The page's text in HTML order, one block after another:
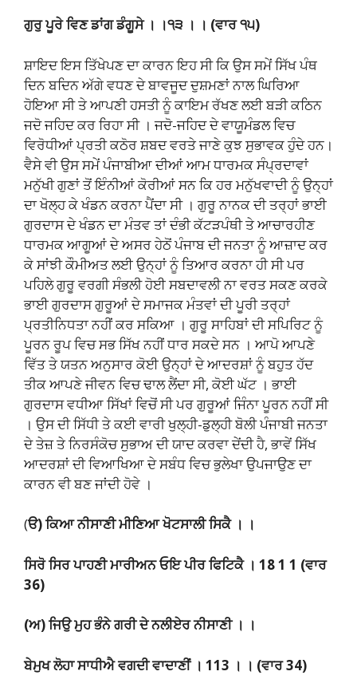
ਗੁਰੁ ਪੂਰੇ ਵਿਣ ਡਾਂਗ ਡੰਗੂਸੇ । ।੧੩ । । (ਵਾਰ ੧੫)
ਸ਼ਾਇਦ ਇਸ ਤਿੱਖੇਪਣ ਦਾ ਕਾਰਨ ਇਹ ਸੀ ਕਿ ਉਸ ਸਮੇਂ ਸਿੱਖ ਪੰਥ
ਦਿਨ ਬਦਿਨ ਅੱਗੇ ਵਧਣ ਦੇ ਬਾਵਜੂਦ ਦੁਸ਼ਮਣਾਂ ਨਾਲ ਘਿਰਿਆ
ਹੋਇਆ ਸੀ ਤੇ ਆਪਣੀ ਹਸਤੀ ਨੂੰ ਕਾਇਮ ਰੱਖਣ ਲਈ ਬੜੀ ਕਠਿਨ
ਜਦੋ ਜਹਿਦ ਕਰ ਰਿਹਾ ਸੀ । ਜਦੋ-ਜਹਿਦ ਦੇ ਵਾਯੂਮੰਡਲ ਵਿਚ
ਵਿਰੋਧੀਆਂ ਪ੍ਰਤੀ ਕਠੋਰ ਸ਼ਬਦ ਵਰਤੇ ਜਾਣੇ ਕੁਝ ਸੁਭਾਵਕ ਹੁੰਦੇ ਹਨ।
ਵੈਸੇ ਵੀ ਉਸ ਸਮੇਂ ਪੰਜਾਬੀਆ ਦੀਆਂ ਆਮ ਧਾਰਮਕ ਸੰਪ੍ਰਦਾਵਾਂ
ਮਨੁੱਖੀ ਗੁਣਾਂ ਤੋਂ ਇੰਨੀਆਂ ਕੋਰੀਆਂ ਸਨ ਕਿ ਹਰ ਮਨੁੱਖਵਾਦੀ ਨੂੰ ਉਨ੍ਹਾਂ
ਦਾ ਖੋਲ੍ਹ ਕੇ ਖੰਡਨ ਕਰਨਾ ਪੈਂਦਾ ਸੀ । ਗੁਰੂ ਨਾਨਕ ਦੀ ਤਰ੍ਹਾਂ ਭਾਈ
ਗੁਰਦਾਸ ਦੇ ਖੰਡਨ ਦਾ ਮੰਤਵ ਤਾਂ ਦੰਭੀ ਕੱਟੜਪੰਥੀ ਤੇ ਆਚਾਰਹੀਣ
ਧਾਰਮਕ ਆਗੂਆਂ ਦੇ ਅਸਰ ਹੇਠੋਂ ਪੰਜਾਬ ਦੀ ਜਨਤਾ ਨੂੰ ਆਜ਼ਾਦ ਕਰ
ਕੇ ਸਾਂਝੀ ਕੌਮੀਅਤ ਲਈ ਉਨ੍ਹਾਂ ਨੂੰ ਤਿਆਰ ਕਰਨਾ ਹੀ ਸੀ ਪਰ
ਪਹਿਲੇ ਗੁਰੂ ਵਰਗੀ ਸੰਭਲੀ ਹੋਈ ਸਬਦਾਵਲੀ ਨਾ ਵਰਤ ਸਕਣ ਕਰਕੇ
ਭਾਈ ਗੁਰਦਾਸ ਗੁਰੂਆਂ ਦੇ ਸਮਾਜਕ ਮੰਤਵਾਂ ਦੀ ਪੂਰੀ ਤਰ੍ਹਾਂ
ਪ੍ਰਤੀਨਿਧਤਾ ਨਹੀਂ ਕਰ ਸਕਿਆ । ਗੁਰੂ ਸਾਹਿਬਾਂ ਦੀ ਸਪਿਰਿਟ ਨੂੰ
ਪੂਰਨ ਰੂਪ ਵਿਚ ਸਭ ਸਿੱਖ ਨਹੀਂ ਧਾਰ ਸਕਦੇ ਸਨ । ਆਪੋ ਆਪਣੇ
ਵਿੱਤ ਤੇ ਯਤਨ ਅਨੁਸਾਰ ਕੋਈ ਉਨ੍ਹਾਂ ਦੇ ਆਦਰਸ਼ਾਂ ਨੂੰ ਬਹੁਤ ਹੱਦ
ਤੀਕ ਆਪਣੇ ਜੀਵਨ ਵਿਚ ਢਾਲ ਲੈਂਦਾ ਸੀ, ਕੋਈ ਘੱਟ । ਭਾਈ
ਗੁਰਦਾਸ ਵਧੀਆ ਸਿੱਖਾਂ ਵਿਚੋਂ ਸੀ ਪਰ ਗੁਰੂਆਂ ਜਿੰਨਾ ਪੂਰਨ ਨਹੀਂ ਸੀ
। ਉਸ ਦੀ ਸਿੱਧੀ ਤੇ ਕਈ ਵਾਰੀ ਖੁਲ੍ਹੀ-ਡੁਲ੍ਹੀ ਬੋਲੀ ਪੰਜਾਬੀ ਜਨਤਾ
ਦੇ ਤੇਜ਼ ਤੇ ਨਿਰਸੰਕੋਚ ਸੁਭਾਅ ਦੀ ਯਾਦ ਕਰਵਾ ਦੇਂਦੀ ਹੈ, ਭਾਵੇਂ ਸਿੱਖ
ਆਦਰਸ਼ਾਂ ਦੀ ਵਿਆਖਿਆ ਦੇ ਸਬੰਧ ਵਿਚ ਭੁਲੇਖਾ ਉਪਜਾਉਣ ਦਾ
ਕਾਰਨ ਵੀ ਬਣ ਜਾਂਦੀ ਹੋਵੇ ।
(ੳ) ਕਿਆ ਨੀਸਾਣੀ ਮੀਣਿਆ ਖੋਟਸਾਲੀ ਸਿਕੈ । ।
ਸਿਰੋ ਸਿਰ ਪਾਹਣੀ ਮਾਰੀਅਨ ਓਇ ਪੀਰ ਫਿਟਿਕੈ । 18 1 1 (ਵਾਰ
36)
(ਅ) ਜਿਉ ਮੁਹ ਭੰਨੇ ਗਰੀ ਦੇ ਨਲੀਏਰ ਨੀਸਾਣੀ । ।
ਬੇਮੁਖ ਲੋਹਾ ਸਾਧੀਐ ਵਗਦੀ ਵਾਦਾਣੀਂ । 113 । । (ਵਾਰ 34)